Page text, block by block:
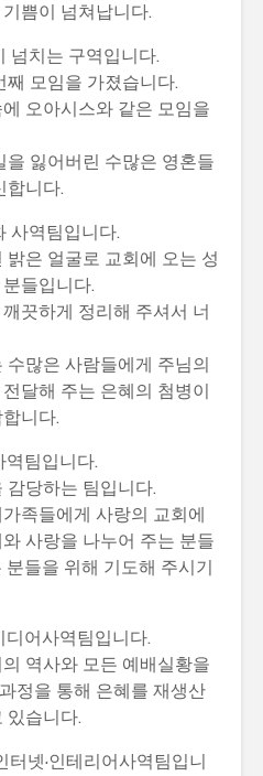
쁨이 넘쳐납니다.
넘치는 구역입니다.
모임을 가졌습니다.
오아시스와 같은 모임을
을 잃어버린 수많은 영혼들
합니다.
사역팀입니다.
은 얼굴로 교회에 오는 성
들입니다.
끗하게 정리해 주셔서 너
많은 사람들에게 주님의
달해 주는 은혜의 첨병이
니다.
역팀입니다.
감당하는 팀입니다.
족들에게 사랑의 교회에
사랑을 나누어 주는 분들
들을 위해 기도해 주시기
디어사역팀입니다.
역사와 모든 예배실황을
정을 통해 은혜를 재생산
있습니다.
터넷·인테리어사역팀입니